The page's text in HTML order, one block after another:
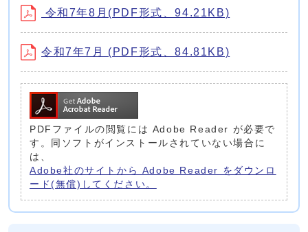
令和7年8月(PDF形式、94.21KB)
令和7年7月 (PDF形式、84.81KB)
PDFファイルの閲覧には Adobe Reader が必要で
す。同ソフトがインストールされていない場合に
は、
Adobe社のサイトから Adobe Reader をダウンロ
ード(無償)してください。